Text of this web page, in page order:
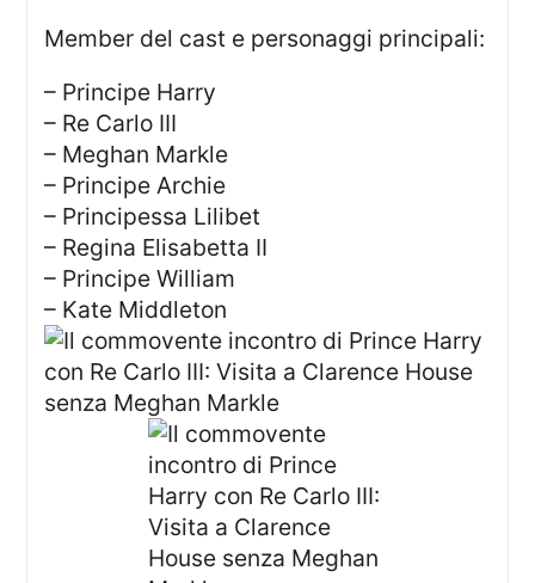
Member del cast e personaggi principali:
– Principe Harry
– Re Carlo III
– Meghan Markle
– Principe Archie
– Principessa Lilibet
– Regina Elisabetta II
– Principe William
– Kate Middleton